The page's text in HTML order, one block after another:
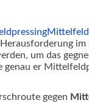
um das
er
gegen